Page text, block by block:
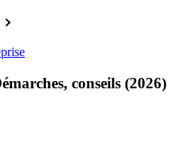
conseils (2026)